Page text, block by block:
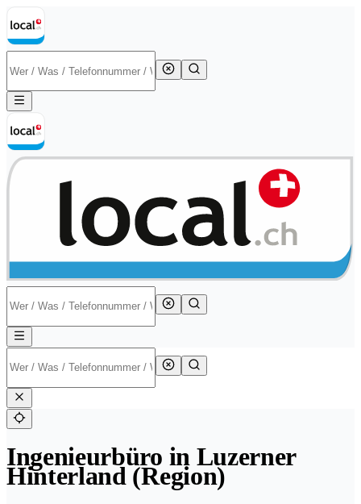
Ingenieurbüro in Luzerner
Hinterland (Region)